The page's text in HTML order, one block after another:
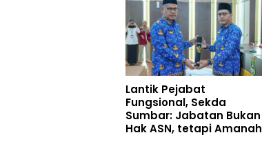
Lantik Pejabat
Fungsional, Sekda
Sumbar: Jabatan Bukan
Hak ASN, tetapi Amanah